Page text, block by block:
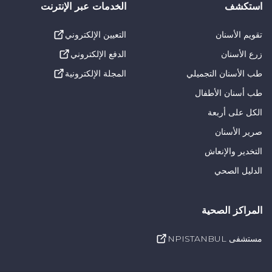
استكشف
تقويم الأسنان
زرع الأسنان
طب الأسنان التجميلي
طب أسنان الأطفال
الكل على أربعة
صرير الأسنان
التخدير والإنعاش
الدليل الصحي
الخدمات عبر الإنترنت
التعيين الإلكتروني
الدفع الإلكتروني
المجلة الإلكترونية
المراكز الصحية
مستشفى NPISTANBUL